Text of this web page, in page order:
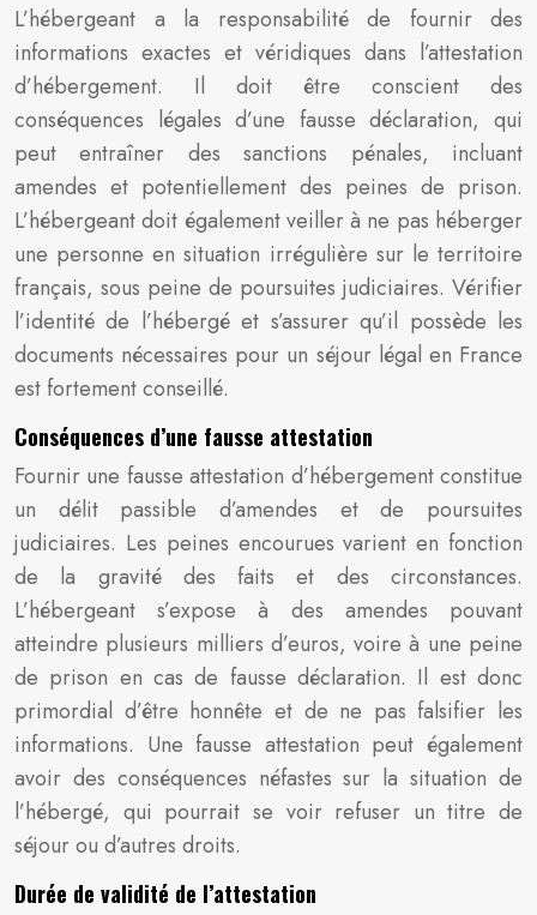
L’hébergeant a la responsabilité de fournir des
informations exactes et véridiques dans l’attestation
d’hébergement. Il doit être conscient des
conséquences légales d’une fausse déclaration, qui
peut entraîner des sanctions pénales, incluant
amendes et potentiellement des peines de prison.
L’hébergeant doit également veiller à ne pas héberger
une personne en situation irrégulière sur le territoire
français, sous peine de poursuites judiciaires. Vérifier
l’identité de l’hébergé et s’assurer qu’il possède les
documents nécessaires pour un séjour légal en France
est fortement conseillé.
Conséquences d’une fausse attestation
Fournir une fausse attestation d’hébergement constitue
un délit passible d’amendes et de poursuites
judiciaires. Les peines encourues varient en fonction
de la gravité des faits et des circonstances.
L’hébergeant s’expose à des amendes pouvant
atteindre plusieurs milliers d’euros, voire à une peine
de prison en cas de fausse déclaration. Il est donc
primordial d’être honnête et de ne pas falsifier les
informations. Une fausse attestation peut également
avoir des conséquences néfastes sur la situation de
l’hébergé, qui pourrait se voir refuser un titre de
séjour ou d’autres droits.
Durée de validité de l’attestation